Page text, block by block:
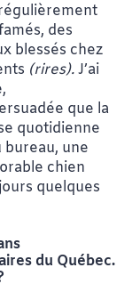
des
blessés chez
(rires).J’ai
que la
quotidienne
bureau, une
chien
quelques
du Québec.